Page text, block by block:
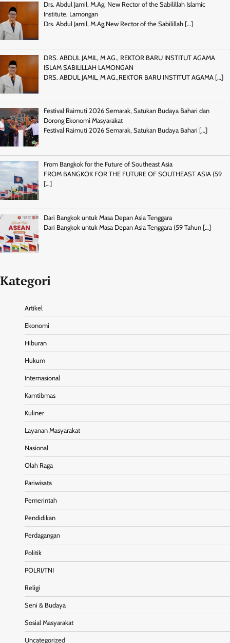
Drs. Abdul Jamil, M.Ag, New Rector of the Sabilillah Islamic
Institute, Lamongan
Drs. Abdul Jamil, M.Ag.New Rector of the Sabilillah […]
DRS. ABDUL JAMIL, M.AG., REKTOR BARU INSTITUT AGAMA
ISLAM SABILILLAH LAMONGAN
DRS. ABDUL JAMIL, M.AG.,REKTOR BARU INSTITUT AGAMA […]
Festival Raimuti 2026 Semarak, Satukan Budaya Bahari dan
Dorong Ekonomi Masyarakat
Festival Raimuti 2026 Semarak, Satukan Budaya Bahari […]
From Bangkok for the Future of Southeast Asia
FROM BANGKOK FOR THE FUTURE OF SOUTHEAST ASIA (59
[…]
Dari Bangkok untuk Masa Depan Asia Tenggara
Dari Bangkok untuk Masa Depan Asia Tenggara (59 Tahun […]
Kategori
Artikel
Ekonomi
Hiburan
Hukum
Internasional
Kamtibmas
Kuliner
Layanan Masyarakat
Nasional
Olah Raga
Pariwisata
Pemerintah
Pendidikan
Perdagangan
Politik
POLRI/TNI
Religi
Seni & Budaya
Sosial Masyarakat
Uncategorized